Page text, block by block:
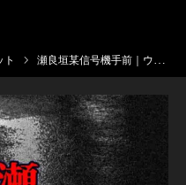
ト 瀬良垣某信号機手前｜ウワサの心霊話